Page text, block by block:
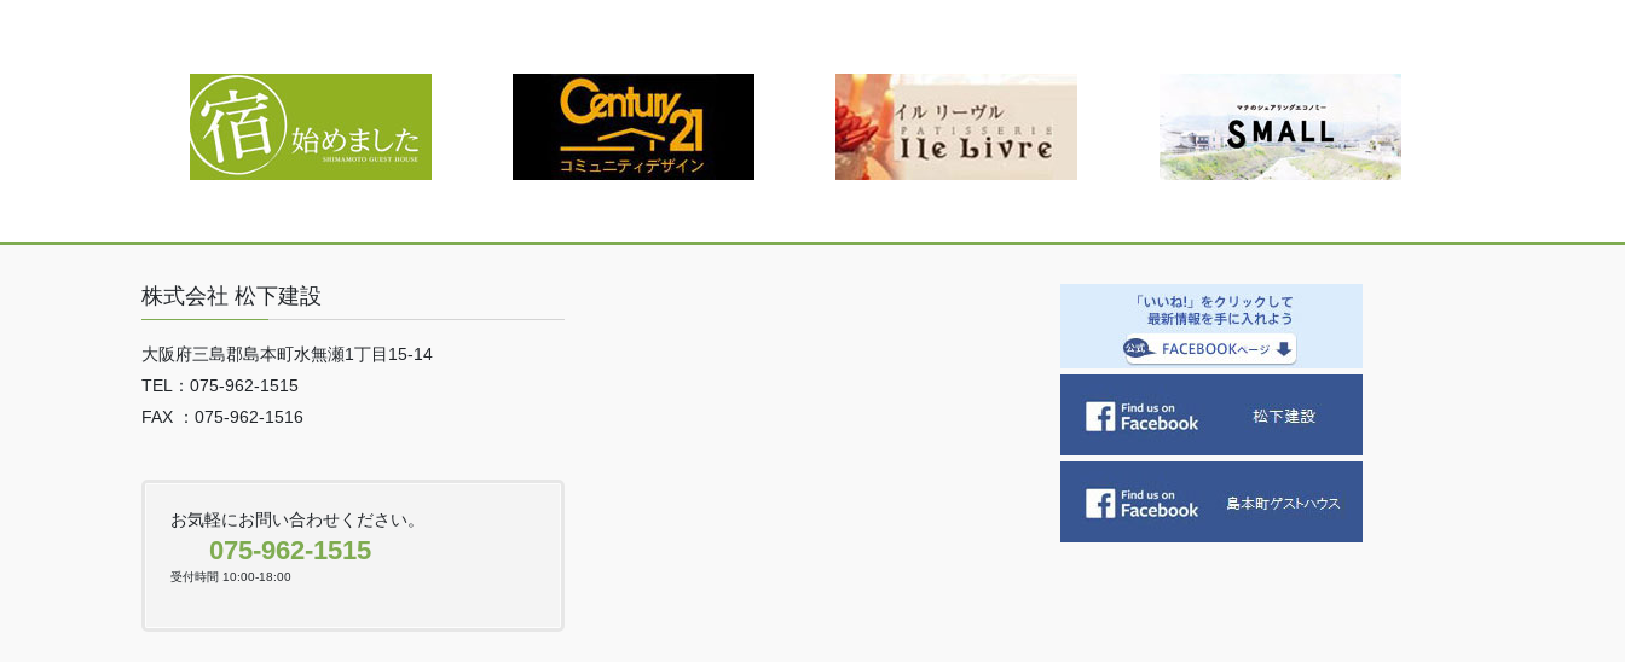
株式会社 松下建設
大阪府三島郡島本町水無瀬1丁目15-14
TEL：075-962-1515
FAX ：075-962-1516
お気軽にお問い合わせください。
075-962-1515
受付時間 10:00-18:00